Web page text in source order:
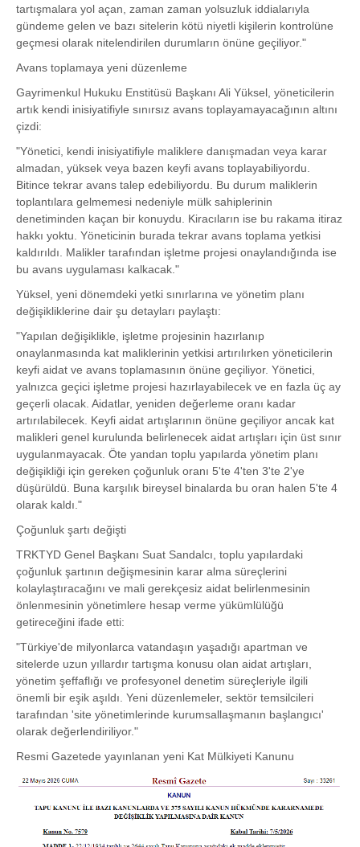
tartışmalara yol açan, zaman zaman yolsuzluk iddialarıyla
gündeme gelen ve bazı sitelerin kötü niyetli kişilerin kontrolüne
geçmesi olarak nitelendirilen durumların önüne geçiliyor."
Avans toplamaya yeni düzenleme
Gayrimenkul Hukuku Enstitüsü Başkanı Ali Yüksel, yöneticilerin
artık kendi inisiyatifiyle sınırsız avans toplayamayacağının altını
çizdi:
"Yönetici, kendi inisiyatifiyle maliklere danışmadan veya karar
almadan, yüksek veya bazen keyfi avans toplayabiliyordu.
Bitince tekrar avans talep edebiliyordu. Bu durum maliklerin
toplantılara gelmemesi nedeniyle mülk sahiplerinin
denetiminden kaçan bir konuydu. Kiracıların ise bu rakama itiraz
hakkı yoktu. Yöneticinin burada tekrar avans toplama yetkisi
kaldırıldı. Malikler tarafından işletme projesi onaylandığında ise
bu avans uygulaması kalkacak."
Yüksel, yeni dönemdeki yetki sınırlarına ve yönetim planı
değişikliklerine dair şu detayları paylaştı:
"Yapılan değişiklikle, işletme projesinin hazırlanıp
onaylanmasında kat maliklerinin yetkisi artırılırken yöneticilerin
keyfi aidat ve avans toplamasının önüne geçiliyor. Yönetici,
yalnızca geçici işletme projesi hazırlayabilecek ve en fazla üç ay
geçerli olacak. Aidatlar, yeniden değerleme oranı kadar
artırılabilecek. Keyfi aidat artışlarının önüne geçiliyor ancak kat
malikleri genel kurulunda belirlenecek aidat artışları için üst sınır
uygulanmayacak. Öte yandan toplu yapılarda yönetim planı
değişikliği için gereken çoğunluk oranı 5'te 4'ten 3'te 2'ye
düşürüldü. Buna karşılık bireysel binalarda bu oran halen 5'te 4
olarak kaldı."
Çoğunluk şartı değişti
TRKTYD Genel Başkanı Suat Sandalcı, toplu yapılardaki
çoğunluk şartının değişmesinin karar alma süreçlerini
kolaylaştıracağını ve mali gerekçesiz aidat belirlenmesinin
önlenmesinin yönetimlere hesap verme yükümlülüğü
getireceğini ifade etti:
"Türkiye'de milyonlarca vatandaşın yaşadığı apartman ve
sitelerde uzun yıllardır tartışma konusu olan aidat artışları,
yönetim şeffaflığı ve profesyonel denetim süreçleriyle ilgili
önemli bir eşik aşıldı. Yeni düzenlemeler, sektör temsilcileri
tarafından 'site yönetimlerinde kurumsallaşmanın başlangıcı'
olarak değerlendiriliyor."
Resmi Gazetede yayınlanan yeni Kat Mülkiyeti Kanunu